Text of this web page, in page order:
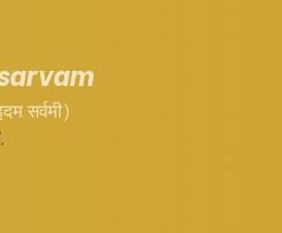
सर्वमी)